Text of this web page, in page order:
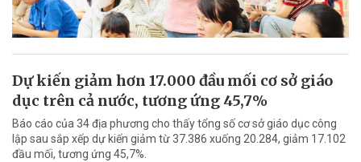
Dự kiến giảm hơn 17.000 đầu mối cơ sở giáo
dục trên cả nước, tương ứng 45,7%
Báo cáo của 34 địa phương cho thấy tổng số cơ sở giáo dục công
lập sau sắp xếp dự kiến giảm từ 37.386 xuống 20.284, giảm 17.102
đầu mối, tương ứng 45,7%.